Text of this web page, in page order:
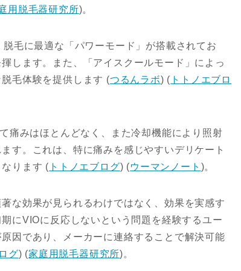
用脱毛器研究所)​。
毛に最適な「パワーモード」が搭載されてお
します。また、「アイスクールモード」によっ
毛体験を提供します​ (つるんラボ) ( トトノエブロ
痛みはほとんどなく、また冷却機能により照射
す。これは、特に痛みを感じやすいデリケート
ります​ ( トトノエブログ) (ウーマンノート )​。
な効果が見られるわけではなく、効果を実感す
にVIOに反応しないという問題を経験するユー
因であり、メーカーに連絡することで解決可能
グ) (家庭用脱毛器研究所)​。